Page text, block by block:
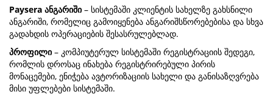
Paysera ანგარიში – სისტემაში კლიენტის სახელზე გახსნილი
ანგარიში, რომელიც გამოიყენება ანგარიშსწორებებისა და სხვა
გადახდის ოპერაციების შესასრულებლად.
პროფილი – კომპიუტერულ სისტემაში რეგისტრაციის შედეგი,
რომლის დროსაც ინახება რეგისტრირებული პირის
მონაცემები, ენიჭება ავტორიზაციის სახელი და განისაზღვრება
მისი უფლებები სისტემაში.